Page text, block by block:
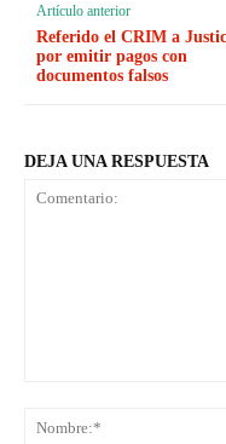
Artículo anterior
Referido el CRIM a
por emitir pagos con
documentos falsos
DEJA UNA RESPUESTA